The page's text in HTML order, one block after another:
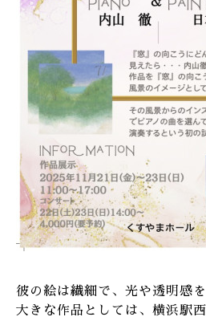
彼の絵は繊細で、光や透明感
大きな作品としては、横浜駅